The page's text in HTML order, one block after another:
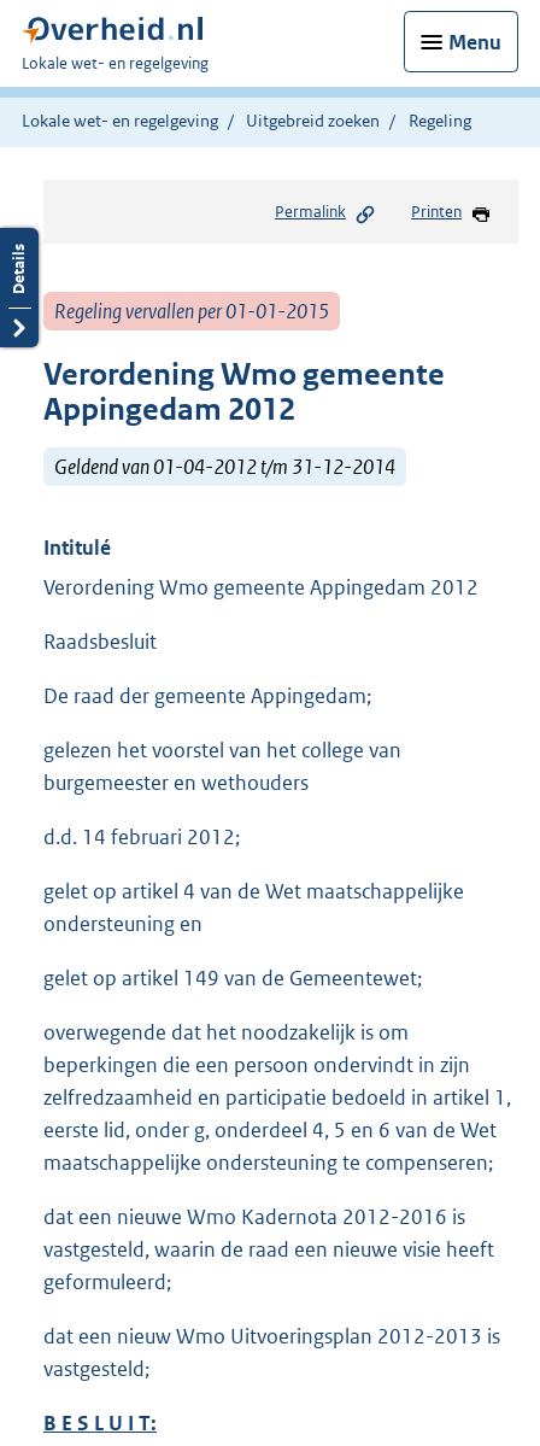
Menu
U
bent
hier:
Lokale wet- en regelgeving
Lokale wet- en regelgeving Uitgebreid zoeken Regeling
Permalink Printen
Regeling vervallen per 01-01-2015
Verordening Wmo gemeente
Appingedam 2012
Geldend van 01-04-2012 t/m 31-12-2014
Intitulé
Verordening Wmo gemeente Appingedam 2012
Raadsbesluit
De raad der gemeente Appingedam;
gelezen het voorstel van het college van
burgemeester en wethouders
d.d. 14 februari 2012;
gelet op artikel 4 van de Wet maatschappelijke
ondersteuning en
gelet op artikel 149 van de Gemeentewet;
overwegende dat het noodzakelijk is om
beperkingen die een persoon ondervindt in zijn
zelfredzaamheid en participatie bedoeld in artikel 1,
eerste lid, onder g, onderdeel 4, 5 en 6 van de Wet
maatschappelijke ondersteuning te compenseren;
dat een nieuwe Wmo Kadernota 2012-2016 is
vastgesteld, waarin de raad een nieuwe visie heeft
geformuleerd;
dat een nieuw Wmo Uitvoeringsplan 2012-2013 is
vastgesteld;
B E S L U I T: